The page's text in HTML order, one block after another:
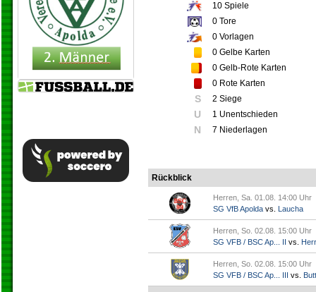
10 Spiele
0 Tore
0 Vorlagen
0 Gelbe Karten
0 Gelb-Rote Karten
0 Rote Karten
S 2 Siege
U 1 Unentschieden
N 7 Niederlagen
Rückblick
Herren, Sa. 01.08. 14:00 Uhr
SG VfB Apolda vs. Laucha
Herren, So. 02.08. 15:00 Uhr
SG VFB / BSC Ap... II vs.
Herren, So. 02.08. 15:00 Uhr
SG VFB / BSC Ap... III vs.